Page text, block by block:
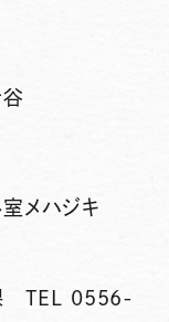
メハジキ
TEL 0556-